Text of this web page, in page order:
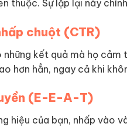
thuộc. Sự lặp lại này
chuột (CTR)
những kết quả mà họ
hơn hẳn, ngay cả khi
(E-E-A-T)
hiệu của bạn, nhấp vào